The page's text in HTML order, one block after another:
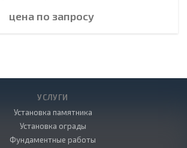
цена по запросу
УСЛУГИ
Установка памятника
Установка ограды
Фундаментные работы